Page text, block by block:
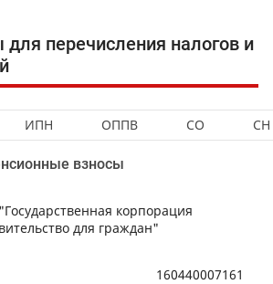
для перечисления налогов и
ИПН ОППВ СО СН
взносы
корпорация
для граждан"
160440007161